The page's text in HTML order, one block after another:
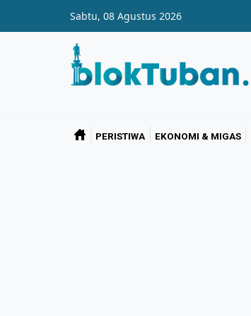
Sabtu, 08 Agustus 2026
PERISTIWA EKONOMI & MIGAS